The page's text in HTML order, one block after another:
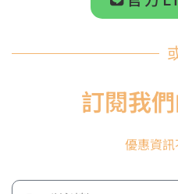
尼龍毛線
加入
訂閱我
優惠資訊